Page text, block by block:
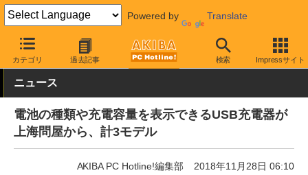
Powered by Translate
カテゴリ 過去記事 検索 Impressサイト
AKIBA PC Hotline! モバイル モバイルバッテリー・充電器
ニュース
電池の種類や充電容量を表示できるUSB充電器が
上海問屋から、計3モデル
AKIBA PC Hotline!編集部 2018年11月28日 06:10